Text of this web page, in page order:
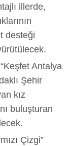
illerde,
desteği
Antalya
Şehir
kız
buluşturan
Çizgi”